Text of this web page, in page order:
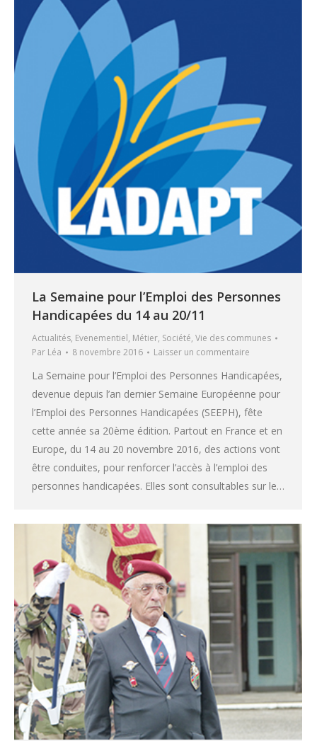
La Semaine pour l’Emploi des Personnes
Handicapées du 14 au 20/11
Actualités, Evenementiel, Métier, Société, Vie des communes
Par Léa 8 novembre 2016 Laisser un commentaire
La Semaine pour l’Emploi des Personnes Handicapées,
devenue depuis l’an dernier Semaine Européenne pour
l’Emploi des Personnes Handicapées (SEEPH), fête
cette année sa 20ème édition. Partout en France et en
Europe, du 14 au 20 novembre 2016, des actions vont
être conduites, pour renforcer l’accès à l’emploi des
personnes handicapées. Elles sont consultables sur le…